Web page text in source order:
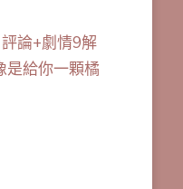
論+劇情9解
是給你一顆橘